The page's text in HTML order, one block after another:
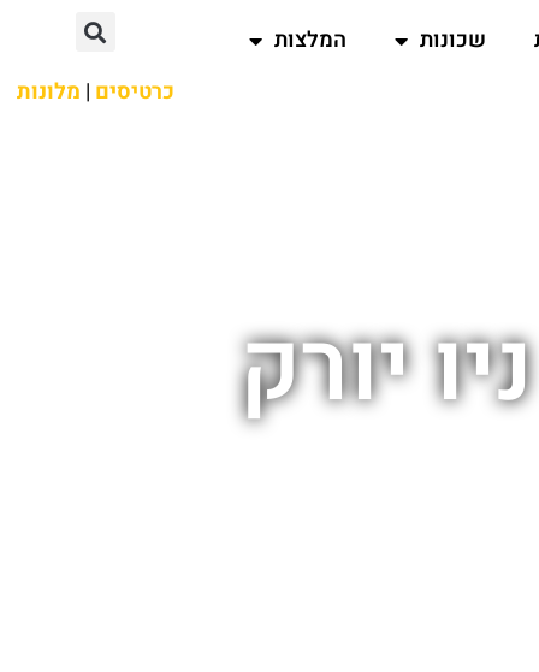
שכונות
המלצות
כרטיסים | מלונות
יורק